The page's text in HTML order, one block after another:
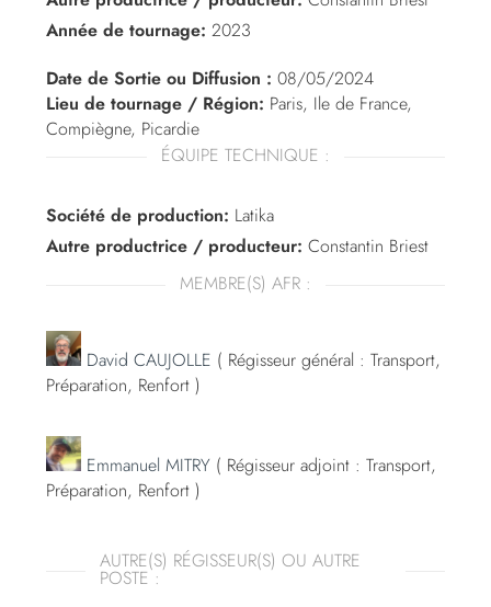
Année de tournage: 2023
Date de Sortie ou Diffusion :08/05/2024
Lieu de tournage / Région: Paris, Ile de France,
Compiègne, Picardie
ÉQUIPE TECHNIQUE :
Société de production: Latika
Autre productrice / producteur: Constantin Briest
MEMBRE(S) AFR :
David CAUJOLLE ( Régisseur général : Transport,
Préparation, Renfort )
Emmanuel MITRY ( Régisseur adjoint : Transport,
Préparation, Renfort )
AUTRE(S) RÉGISSEUR(S) OU AUTRE
POSTE :